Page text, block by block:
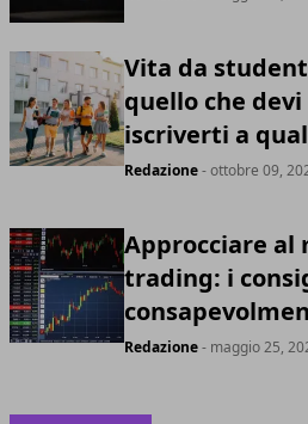
Vita da
quello che
iscriverti a
Redazione- ottobre 09,
Approcciare al
trading: i
Redazione- maggio 25,